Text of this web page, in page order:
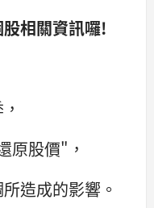
相關資訊囉!
原股價"，
造成的影響。